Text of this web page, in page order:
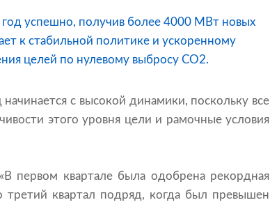
год успешно, получив более 4000 МВт новых
к стабильной политике и ускоренному
целей по нулевому выбросу CO2.
начинается с высокой динамики, поскольку все
этого уровня цели и рамочные условия
первом квартале была одобрена рекордная
квартал подряд, когда был превышен